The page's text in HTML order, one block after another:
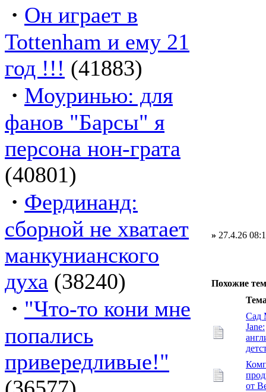
· Он играет в
Tottenham и ему 21
год !!! (41883)
· Моуринью: для
фанов "Барсы" я
персона нон-грата
(40801)
· Фердинанд:
сборной не хватает
манкунианского
духа (38240)
· "Что-то кони мне
попались
привередливые!"
» 27.4.26
Похожие
Сад
Jane:
от